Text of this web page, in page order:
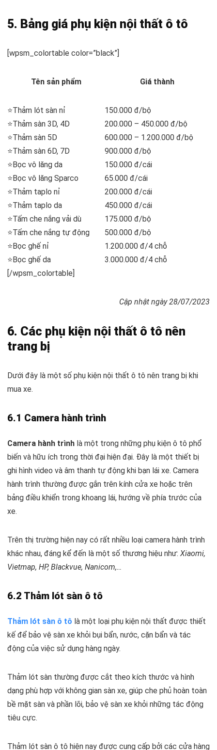
5. Bảng giá phụ kiện nội thất ô tô
[wpsm_colortable color=”black”]
Tên sản phẩm Giá thành
⭐Thảm lót sàn nỉ
150.000 đ/bộ
⭐Thảm sàn 3D, 4D
200.000 – 450.000 đ/bộ
⭐Thảm sàn 5D
600.000 – 1.200.000 đ/bộ
⭐Thảm sàn 6D, 7D
900.000 đ/bộ
⭐Bọc vô lăng da
150.000 đ/cái
⭐Bọc vô lăng Sparco
65.000 đ/cái
⭐Thảm taplo nỉ
200.000 đ/cái
⭐Thảm taplo da
450.000 đ/cái
⭐Tấm che nắng vải dù
175.000 đ/bộ
⭐Tấm che nắng tự động
500.000 đ/bộ
⭐Bọc ghế nỉ
1.200.000 đ/4 chỗ
⭐Bọc ghế da
3.000.000 đ/4 chỗ
[/wpsm_colortable]
Cập nhật ngày 28/07/2023
6. Các phụ kiện nội thất ô tô nên
trang bị
Dưới đây là một số phụ kiện nội thất ô tô nên trang bị khi
mua xe.
6.1 Camera hành trình
Camera hành trình là một trong những phụ kiện ô tô phổ
biến và hữu ích trong thời đại hiện đại. Đây là một thiết bị
ghi hình video và âm thanh tự động khi bạn lái xe. Camera
hành trình thường được gắn trên kính cửa xe hoặc trên
bảng điều khiển trong khoang lái, hướng về phía trước của
xe.
Trên thị trường hiện nay có rất nhiều loại camera hành trình
khác nhau, đáng kể đến là một số thương hiệu như: Xiaomi,
Vietmap, HP, Blackvue, Nanicom,…
6.2 Thảm lót sàn ô tô
Thảm lót sàn ô tô là một loại phụ kiện nội thất được thiết
kế để bảo vệ sàn xe khỏi bụi bẩn, nước, cặn bẩn và tác
động của việc sử dụng hàng ngày.
Thảm lót sàn thường được cắt theo kích thước và hình
dạng phù hợp với không gian sàn xe, giúp che phủ hoàn toàn
bề mặt sàn và phần lõi, bảo vệ sàn xe khỏi những tác động
tiêu cực.
Thảm lót sàn ô tô hiện nay được cung cấp bởi các cửa hàng